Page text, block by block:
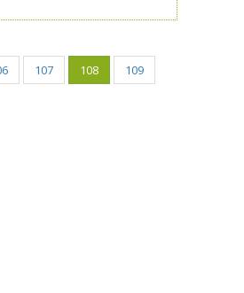
107 108
109